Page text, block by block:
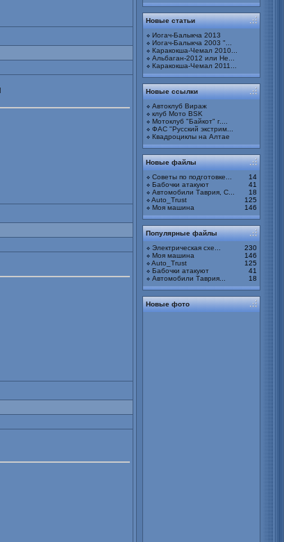
Новые статьи
Иогач-Балыкча 2013
Иогач-Балыкча 2003 "...
Каракокша-Чемал 2010...
Альбаган-2012 или Не...
Каракокша-Чемал 2011...
Новые ссылки
Автоклуб Вираж
клуб Мото BSK
Мотоклуб "Байкот" г....
ФАС "Русский экстрим...
Квадроциклы на Алтае
Новые файлы
Советы по подготовке...
14
Бабочки атакуют
41
Автомобили Таврия, С...
18
Auto_Trust
125
Моя машина
146
Популярные файлы
Электрическая схе...
230
Моя машина
146
Auto_Trust
125
Бабочки атакуют
41
Автомобили Таврия...
18
Новые фото